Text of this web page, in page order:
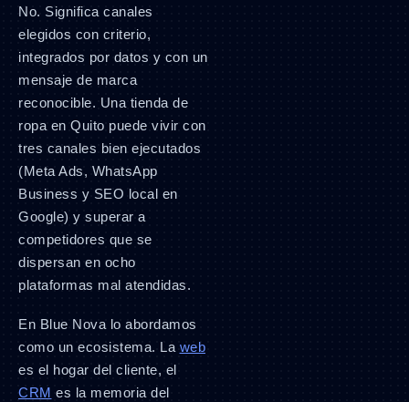
No. Significa canales
elegidos con criterio,
integrados por datos y con un
mensaje de marca
reconocible. Una tienda de
ropa en Quito puede vivir con
tres canales bien ejecutados
(Meta Ads, WhatsApp
Business y SEO local en
Google) y superar a
competidores que se
dispersan en ocho
plataformas mal atendidas.
En Blue Nova lo abordamos
como un ecosistema. La web
es el hogar del cliente, el
CRM es la memoria del